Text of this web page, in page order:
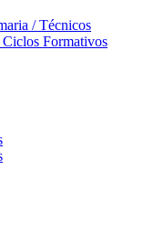
/ Técnicos
Ciclos Formativos